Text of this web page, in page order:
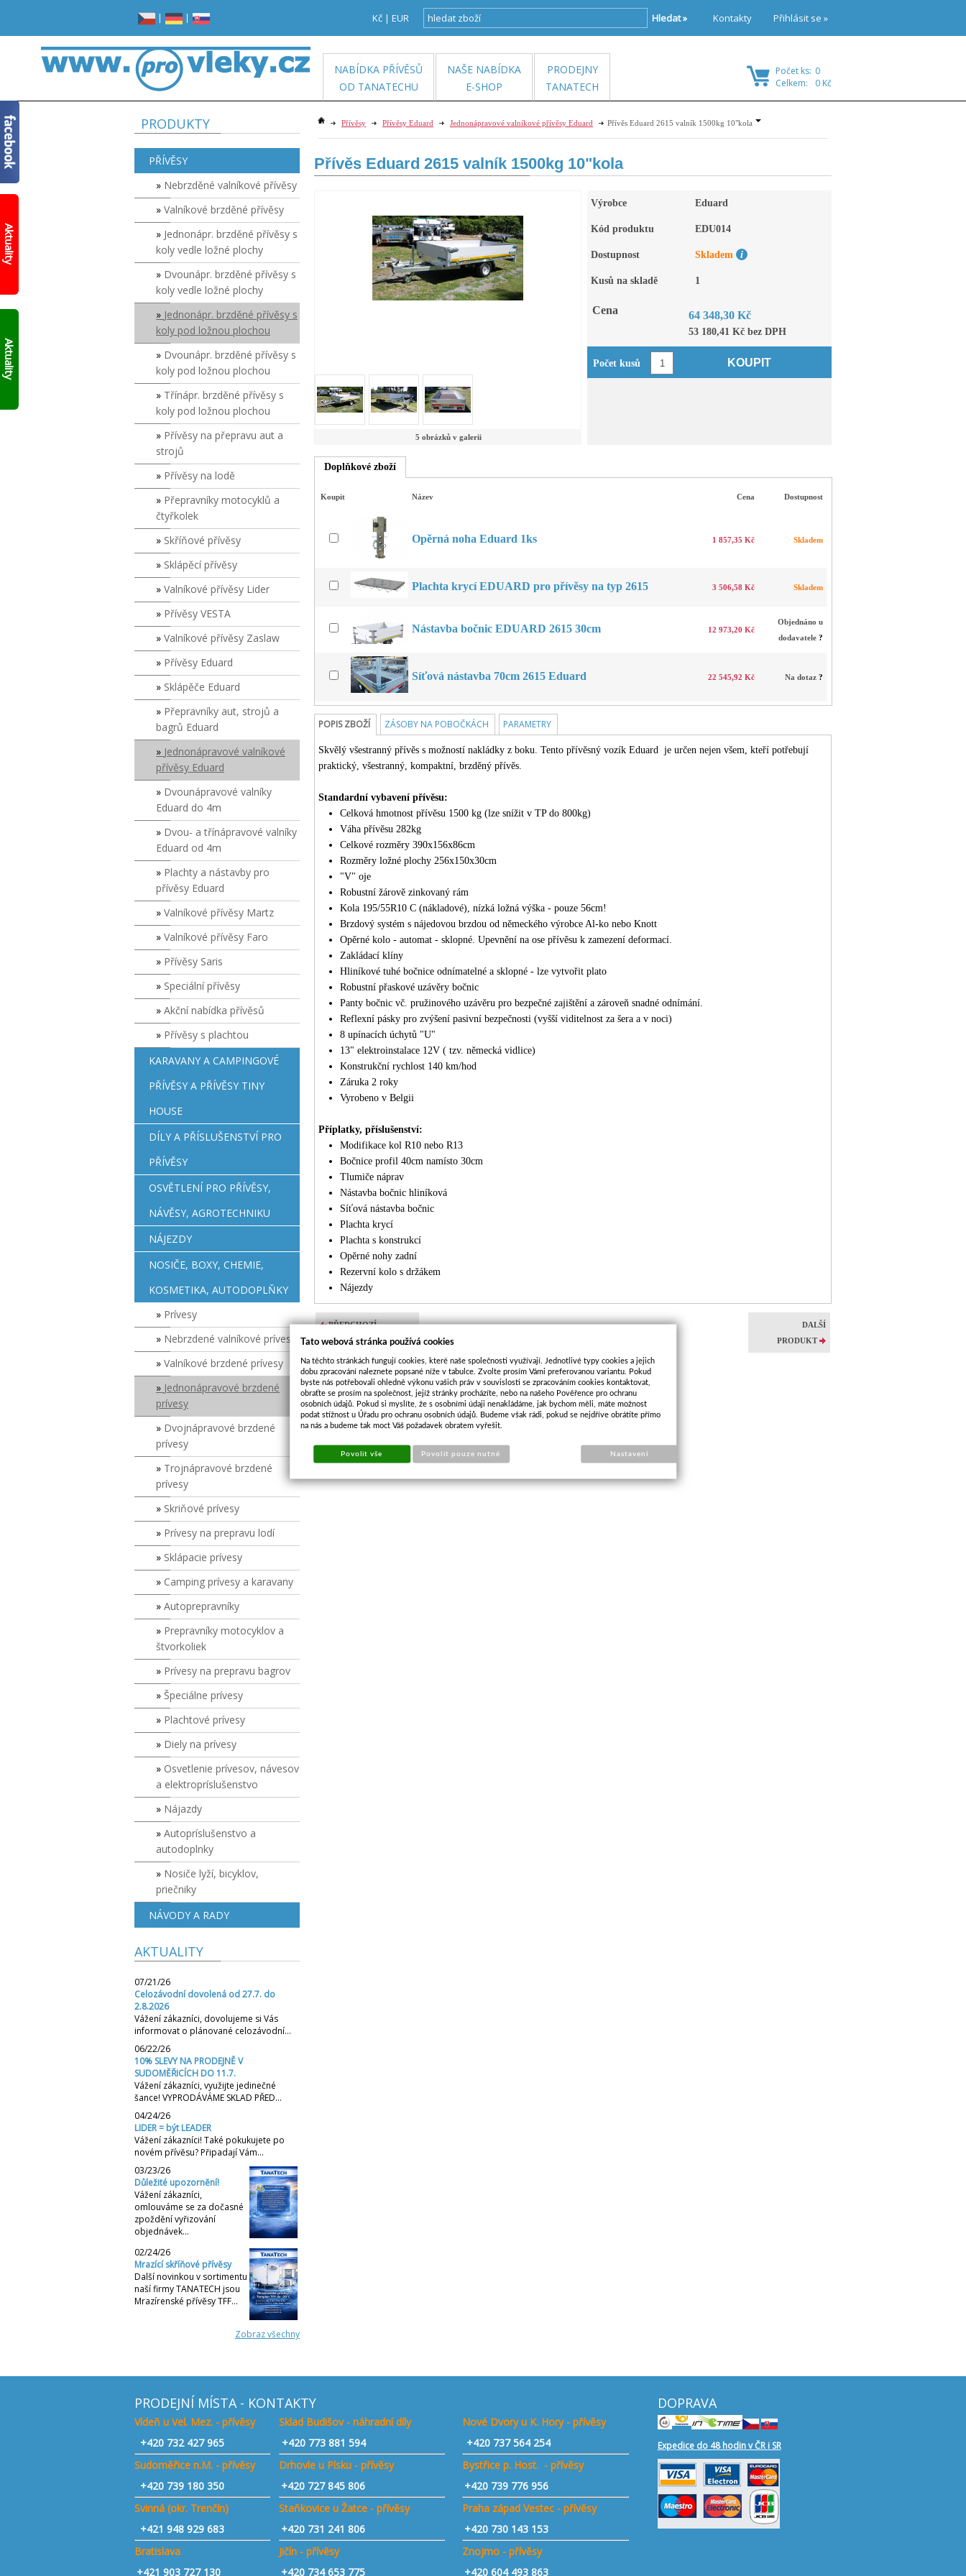
PRODUKTY
PŘÍVĚSY
Nebrzděné valníkové přívěsy
Valníkové brzděné přívěsy
Jednonápr. brzděné přívěsy s
koly vedle ložné plochy
Dvounápr. brzděné přívěsy s
koly vedle ložné plochy
Jednonápr. brzděné přívěsy s
koly pod ložnou plochou
Dvounápr. brzděné přívěsy s
koly pod ložnou plochou
Třínápr. brzděné přívěsy s
koly pod ložnou plochou
Přívěsy na přepravu aut a
strojů
Přívěsy na lodě
Přepravníky motocyklů a
čtyřkolek
Skříňové přívěsy
Sklápěcí přívěsy
Valníkové přívěsy Lider
Přívěsy VESTA
Valníkové přívěsy Zaslaw
Přívěsy Eduard
Sklápěče Eduard
Přepravníky aut, strojů a
bagrů Eduard
Jednonápravové valníkové
přívěsy Eduard
Dvounápravové valníky
Eduard do 4m
Dvou- a třínápravové valníky
Eduard od 4m
Plachty a nástavby pro
přívěsy Eduard
Valníkové přívěsy Martz
Valníkové přívěsy Faro
Přívěsy Saris
Speciální přívěsy
Akční nabídka přívěsů
Přívěsy s plachtou
KARAVANY A CAMPINGOVÉ
PŘÍVĚSY A PŘÍVĚSY TINY
HOUSE
DÍLY A PŘÍSLUŠENSTVÍ PRO
PŘÍVĚSY
OSVĚTLENÍ PRO PŘÍVĚSY,
NÁVĚSY, AGROTECHNIKU
NÁJEZDY
NOSIČE, BOXY, CHEMIE,
KOSMETIKA, AUTODOPLŇKY
Prívesy
Nebrzdené valníkové prívesy
Valníkové brzdené prívesy
Jednonápravové brzdené
prívesy
Dvojnápravové brzdené
prívesy
Trojnápravové brzdené
prívesy
Skriňové prívesy
Prívesy na prepravu lodí
Sklápacie prívesy
Camping prívesy a karavany
Autoprepravníky
Prepravníky motocyklov a
štvorkoliek
Prívesy na prepravu bagrov
Špeciálne prívesy
Plachtové prívesy
Diely na prívesy
Osvetlenie prívesov, návesov
a elektropríslušenstvo
Nájazdy
Autopríslušenstvo a
autodoplnky
Nosiče lyží, bicyklov,
priečniky
NÁVODY A RADY
AKTUALITY
07/21/26
Celozávodní dovolená od 27.7. do
2.8.2026
Vážení zákazníci, dovolujeme si Vás
informovat o plánované celozávodní…
06/22/26
10% SLEVY NA PRODEJNĚ V
SUDOMĚŘICÍCH DO 11.7.
Vážení zákazníci, využijte jedinečné
šance! VYPRODÁVÁME SKLAD PŘED…
04/24/26
LIDER = být LEADER
Vážení zákazníci! Také pokukujete po
novém přívěsu? Připadají Vám…
03/23/26
Důležité upozornění!
Vážení zákazníci,
omlouváme se za dočasné
zpoždění vyřizování
objednávek…
02/24/26
Mrazící skříňové přívěsy
Další novinkou v sortimentu
naší firmy TANATECH jsou
Mrazírenské přívěsy TFF…
Zobraz všechny
Přívěsy Přívěsy Eduard Jednonápravové valníkové přívěsy Eduard Přívěs Eduard 2615 valník 1500kg 10"kola
Přívěs Eduard 2615 valník 1500kg 10"kola
5 obrázků v galerii
Výrobce Eduard
Kód produktu EDU014
Dostupnost Skladem
Kusů na skladě 1
Cena 64 348,30 Kč
53 180,41 Kč bez DPH
Počet kusů KOUPIT
Doplňkové zboží
Koupit Název Cena Dostupnost
Opěrná noha Eduard 1ks 1 857,35 Kč Skladem
Plachta krycí EDUARD pro přívěsy na typ 2615 3 506,58 Kč Skladem
Nástavba bočnic EDUARD 2615 30cm 12 973,20 Kč
Objednáno u
dodavatele ?
Síťová nástavba 70cm 2615 Eduard 22 545,92 Kč Na dotaz ?
POPIS ZBOŽÍ ZÁSOBY NA POBOČKÁCH PARAMETRY
Skvělý všestranný přívěs s možností nakládky z boku. Tento přívěsný vozík Eduard je určen nejen všem, kteří potřebují
praktický, všestranný, kompaktní, brzděný přívěs.
Standardní vybavení přívěsu:
Celková hmotnost přívěsu 1500 kg (lze snížit v TP do 800kg)
Váha přívěsu 282kg
Celkové rozměry 390x156x86cm
Rozměry ložné plochy 256x150x30cm
"V" oje
Robustní žárově zinkovaný rám
Kola 195/55R10 C (nákladové), nízká ložná výška - pouze 56cm!
Brzdový systém s nájedovou brzdou od německého výrobce Al-ko nebo Knott
Opěrné kolo - automat - sklopné. Upevnění na ose přívěsu k zamezení deformací.
Zakládací klíny
Hliníkové tuhé bočnice odnímatelné a sklopné - lze vytvořit plato
Robustní přaskové uzávěry bočnic
Panty bočnic vč. pružinového uzávěru pro bezpečné zajištění a zároveň snadné odnímání.
Reflexní pásky pro zvýšení pasivní bezpečnosti (vyšší viditelnost za šera a v noci)
8 upínacích úchytů "U"
13" elektroinstalace 12V ( tzv. německá vidlice)
Konstrukční rychlost 140 km/hod
Záruka 2 roky
Vyrobeno v Belgii
Příplatky, příslušenství:
Modifikace kol R10 nebo R13
Bočnice profil 40cm namísto 30cm
Tlumiče náprav
Nástavba bočnic hliníková
Síťová nástavba bočnic
Plachta krycí
Plachta s konstrukcí
Opěrné nohy zadní
Rezervní kolo s držákem
Nájezdy
PŘEDCHOZÍ
PRODUKT
DALŠÍ
PRODUKT
Přihlásit se »
Kontakty
Hledat »
Kč | EUR
| |
NABÍDKA PŘÍVĚSŮ
OD TANATECHU
NAŠE NABÍDKA
E-SHOP
PRODEJNY
TANATECH
místo
v
garáži?
Opravdu
Prohlédněte
francouzský
přívěs
Click
Up!
Aktuality
10%
SLEVY
NA
SKLADOVÉ
V
Aktuality
Počet ks: 0
Celkem:
0 Kč
PRODEJNÍ MÍSTA - KONTAKTY
Vídeň u Vel. Mez. - přívěsy
+420 732 427 965
Sudoměřice n.M. - přívěsy
+420 739 180 350
Svinná (okr. Trenčín)
+421 948 929 683
Bratislava
+421 903 727 130
Sklad Budišov - náhradní díly
+420 773 881 594
Nové Dvory u K. Hory - přívěsy
+420 737 564 254
Drhovle u Písku - přívěsy
+420 727 845 806
Bystřice p. Host. - přívěsy
+420 739 776 956
Staňkovice u Žatce - přívěsy
+420 731 241 806
Praha západ Vestec - přívěsy
+420 730 143 153
Jičín - přívěsy
+420 734 653 775
Znojmo - přívěsy
+420 604 493 863
DOPRAVA
Expedice do 48 hodin v ČR i SR
Tato webová stránka používá cookies
Na těchto stránkách fungují cookies, které naše společnosti využívají. Jednotlivé typy cookies a jejich
dobu zpracování naleznete popsané níže v tabulce. Zvolte prosím Vámi preferovanou variantu. Pokud
byste nás potřebovali ohledně výkonu vašich práv v souvislosti se zpracováním cookies kontaktovat,
obraťte se prosím na společnost, jejíž stránky procházíte, nebo na našeho Pověřence pro ochranu
osobních údajů. Pokud si myslíte, že s osobními údaji nenakládáme, jak bychom měli, máte možnost
podat stížnost u Úřadu pro ochranu osobních údajů. Budeme však rádi, pokud se nejdříve obrátíte přímo
na nás a budeme tak moct Váš požadavek obratem vyřešit.
Povolit vše Povolit pouze nutné Nastavení